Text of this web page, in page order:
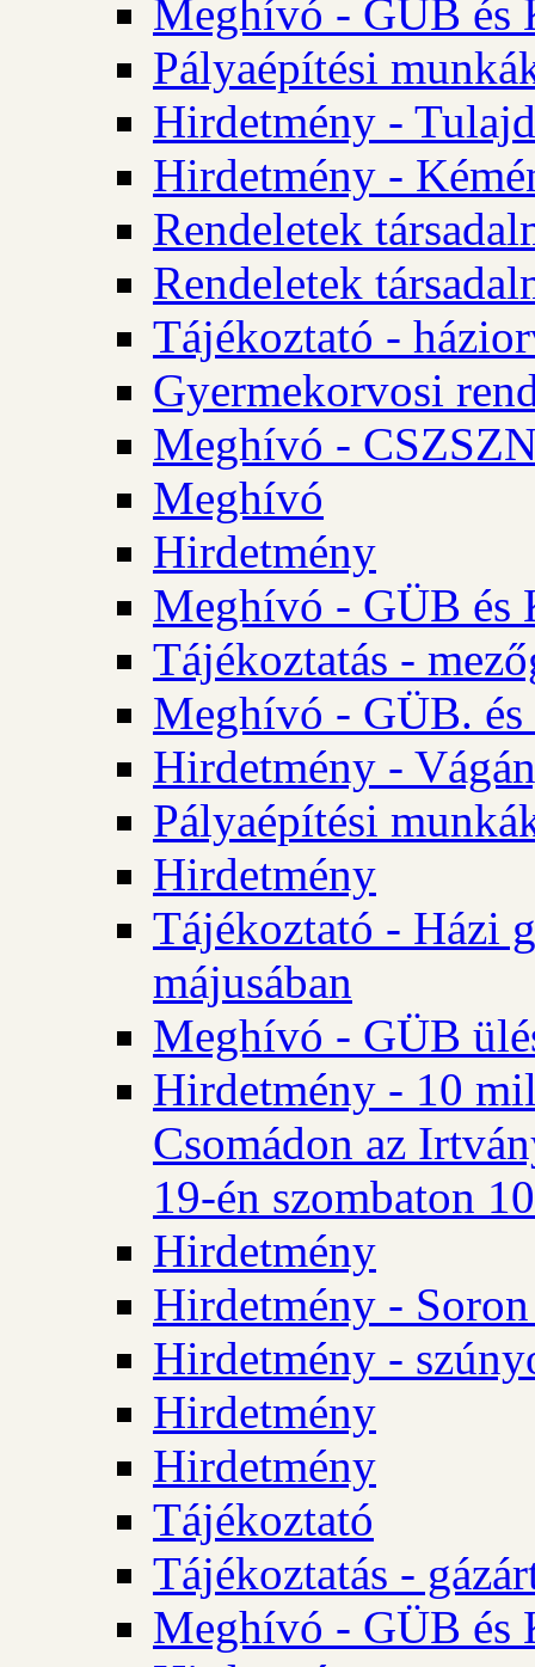
Meghívó - GÜB és
Pályaépítési
Hirdetmény -
Hirdetmény -
Rendeletek
Rendeletek
Tájékoztató -
Gyermekorvosi
Meghívó -
Meghívó
Hirdetmény
Meghívó - GÜB és
Tájékoztatás -
Meghívó - GÜB.
Hirdetmény -
Pályaépítési
Hirdetmény
Tájékoztató - Házi
májusában
Meghívó - GÜB
Hirdetmény - 10
Csomádon az
19-én szombaton
Hirdetmény
Hirdetmény -
Hirdetmény -
Hirdetmény
Hirdetmény
Tájékoztató
Tájékoztatás -
Meghívó - GÜB és